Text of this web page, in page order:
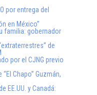
por entrega del
en México”
familia: gobernador
de
por el CJNG previo
Chapo” Guzmán,
EE.UU. y Canadá: